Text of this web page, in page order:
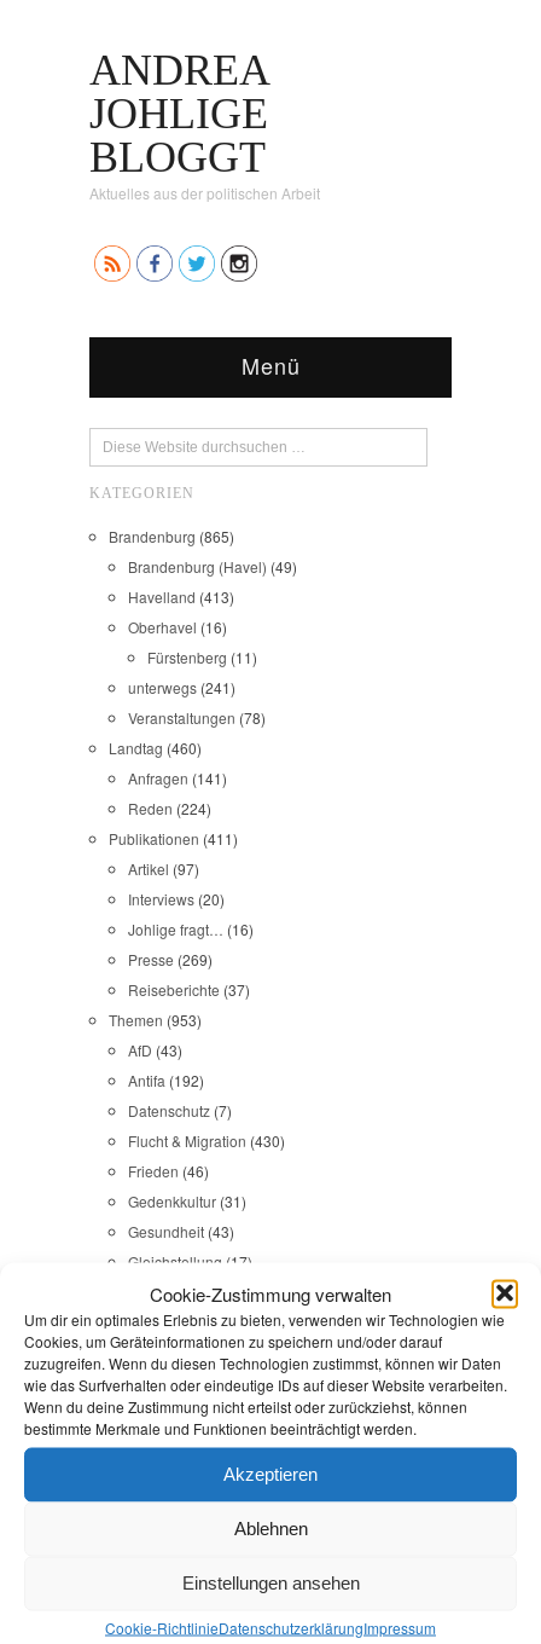
Cookie-Zustimmung verwalten
Um dir ein optimales Erlebnis zu bieten, verwenden wir Technologien wie
Cookies, um Geräteinformationen zu speichern und/oder darauf
zuzugreifen. Wenn du diesen Technologien zustimmst, können wir Daten
wie das Surfverhalten oder eindeutige IDs auf dieser Website verarbeiten.
Wenn du deine Zustimmung nicht erteilst oder zurückziehst, können
bestimmte Merkmale und Funktionen beeinträchtigt werden.
Akzeptieren
Ablehnen
Einstellungen ansehen
Cookie-RichtlinieDatenschutz­erklärungImpressum
ANDREA
JOHLIGE
BLOGGT
Aktuelles aus der politischen Arbeit
Menü
KATEGORIEN
Brandenburg (865)
Brandenburg (Havel) (49)
Havelland (413)
Oberhavel (16)
Fürstenberg (11)
unterwegs (241)
Veranstaltungen (78)
Landtag (460)
Anfragen (141)
Reden (224)
Publikationen (411)
Artikel (97)
Interviews (20)
Johlige fragt… (16)
Presse (269)
Reiseberichte (37)
Themen (953)
AfD (43)
Antifa (192)
Datenschutz (7)
Flucht & Migration (430)
Frieden (46)
Gedenkkultur (31)
Gesundheit (43)
Gleichstellung (17)
Internationales(65)
Kommunales(107)
LINKES(108)
NSU(29)
Religion & Dialog(35)
Sicherheit(98)